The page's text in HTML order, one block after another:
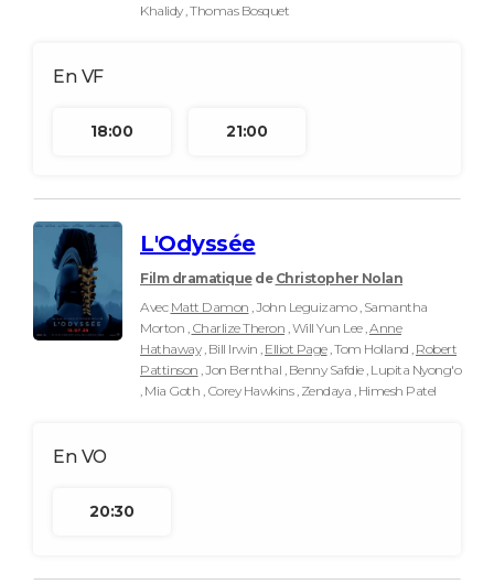
Khalidy , Thomas Bosquet
18:00 21:00
L'Odyssée
Film dramatique de Christopher Nolan
Avec Matt Damon , John Leguizamo , Samantha
Morton , Charlize Theron , Will Yun Lee , Anne
Hathaway, Bill Irwin , Elliot Page, Tom Holland , Robert
Pattinson , Jon Bernthal , Benny Safdie , Lupita Nyong'o
, Mia Goth , Corey Hawkins , Zendaya , Himesh Patel
20:30